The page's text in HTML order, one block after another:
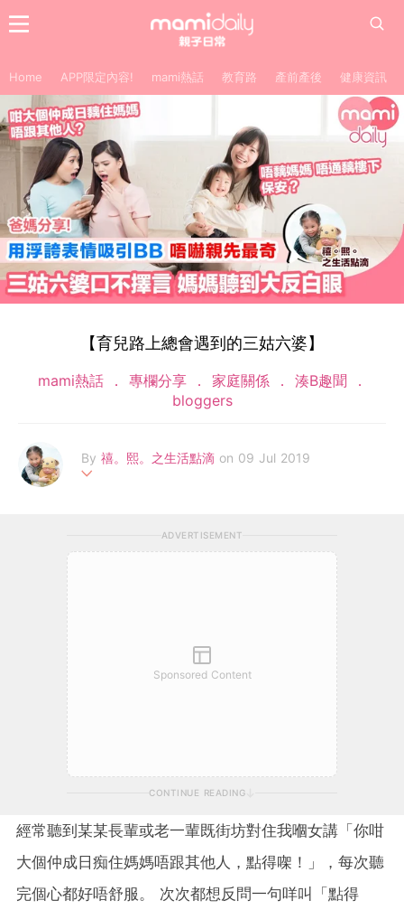
Home APP限定內容! mami熱話 教育路 產前產後 健康資訊
【育兒路上總會遇到的三姑六婆】
mami熱話 專欄分享 家庭關係
湊B趣聞
bloggers
By 禧。熙。之生活點滴 on 09 Jul 2019
感恩能夠成為全職媽媽，可以見證及陪伴小朋友成長並透過日誌記
錄禧&熙既生活點滴。喜歡鑽研烹飪，為小朋友煮岀有營食物，享
受湊b生活並喜歡吃喝玩樂，行街及扮靚。
ADVERTISEMENT
Sponsored Content
CONTINUE READING
經常聽到某某長輩或老一輩既街坊對住我嗰女講「你咁
大個仲成日痴住媽媽唔跟其他人，點得㗎！」，每次聽
完個心都好唔舒服。 次次都想反問一句咩叫「點得